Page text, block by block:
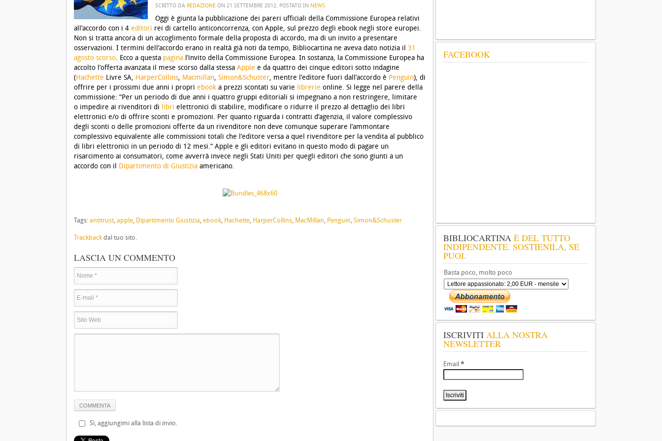
SCRITTO DA REDAZIONE ON 21 SETTEMBRE 2012. POSTATO IN NEWS
Oggi è giunta la pubblicazione dei pareri ufficiali della Commissione Europea relativi
all’accordo con i 4 editori rei di cartello anticoncorrenza, con Apple, sul prezzo degli ebook negli store europei.
Non si tratta ancora di un accoglimento formale della proposta di accordo, ma di un invito a presentare
osservazioni. I termini dell’accordo erano in realtà già noti da tempo, Bibliocartina ne aveva dato notizia il 31
agosto scorso. Ecco a questa pagina l’invito della Commissione Europea. In sostanza, la Commissione Europea ha
accolto l’offerta avanzata il mese scorso dalla stessa Apple e da quattro dei cinque editori sotto indagine
(Hachette Livre SA, HarperCollins, Macmillan, Simon&Schuster, mentre l’editore fuori dall’accordo è Penguin), di
offrire per i prossimi due anni i propri ebook a prezzi scontati su varie librerie online. Si legge nel parere della
commissione: “Per un periodo di due anni i quattro gruppi editoriali si impegnano a non restringere, limitare
o impedire ai rivenditori di libri elettronici di stabilire, modificare o ridurre il prezzo al dettaglio dei libri
elettronici e/o di offrire sconti e promozioni. Per quanto riguarda i contratti d’agenzia, il valore complessivo
degli sconti o delle promozioni offerte da un rivenditore non deve comunque superare l’ammontare
complessivo equivalente alle commissioni totali che l’editore versa a quel rivenditore per la vendita al pubblico
di libri elettronici in un periodo di 12 mesi.” Apple e gli editori evitano in questo modo di pagare un
risarcimento ai consumatori, come avverrà invece negli Stati Uniti per quegli editori che sono giunti a un
accordo con il Dipartimento di Giustizia americano.
Tags: antitrust, apple, Dipartimento Giustizia, ebook, Hachette, HarperCollins, MacMillan, Penguin, Simon&Schuster
Trackbackdal tuo sito.
LASCIA UN COMMENTO
Sì, aggiungimi alla lista di invio.
FACEBOOK
BIBLIOCARTINA È DEL TUTTO
INDIPENDENTE. SOSTIENILA, SE
PUOI.
Basta poco, molto poco
ISCRIVITI ALLA NOSTRA
NEWSLETTER
Email *